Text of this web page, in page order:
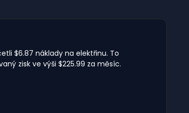
$6.87 náklady na elektřinu. To
zisk ve výši $225.99 za měsíc.